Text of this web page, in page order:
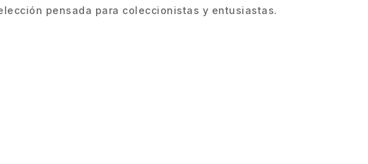
pensada para coleccionistas y entusiastas.